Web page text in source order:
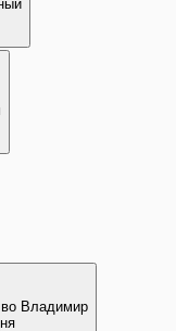
во Владимир